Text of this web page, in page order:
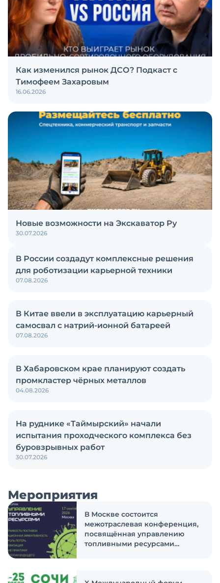
Как изменился рынок ДСО? Подкаст с
Тимофеем Захаровым
16.06.2026
Новые возможности на Экскаватор Ру
30.07.2026
В России создадут комплексные решения
для роботизации карьерной техники
07.08.2026
В Китае ввели в эксплуатацию карьерный
самосвал с натрий-ионной батареей
07.08.2026
В Хабаровском крае планируют создать
промкластер чёрных металлов
04.08.2026
На руднике «Таймырский» начали
испытания проходческого комплекса без
буровзрывных работ
30.07.2026
Мероприятия
В Москве состоится
межотраслевая конференция,
посвящённая управлению
топливными ресурсами